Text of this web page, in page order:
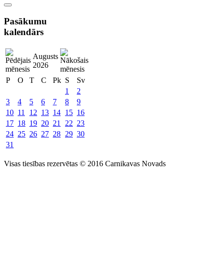
Pasākumu
kalendārs
Augusts
2026
P
O T C Pk S
Sv
1
2
3
4 5 6 7 8
9
10 11 12 13 14 15 16
17 18 19 20 21 22 23
24 25 26 27 28 29 30
31
Visas tiesības rezervētas © 2016 Carnikavas Novads